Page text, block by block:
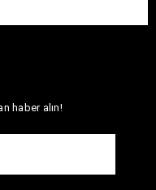
haber alın!